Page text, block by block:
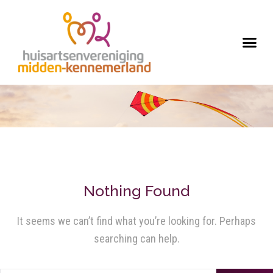
Nothing Found
It seems we can’t find what you’re looking for. Perhaps
searching can help.